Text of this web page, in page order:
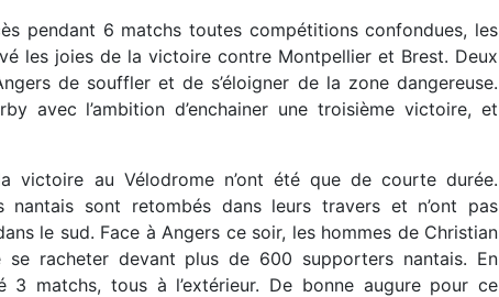
pendant 6 matchs toutes compétitions confondues, les
les joies de la victoire contre Montpellier et Brest. Deux
de souffler et de s’éloigner de la zone dangereuse.
avec l’ambition d’enchainer une troisième victoire, et
victoire au Vélodrome n’ont été que de courte durée.
nantais sont retombés dans leurs travers et n’ont pas
le sud. Face à Angers ce soir, les hommes de Christian
se racheter devant plus de 600 supporters nantais. En
matchs, tous à l’extérieur. De bonne augure pour ce